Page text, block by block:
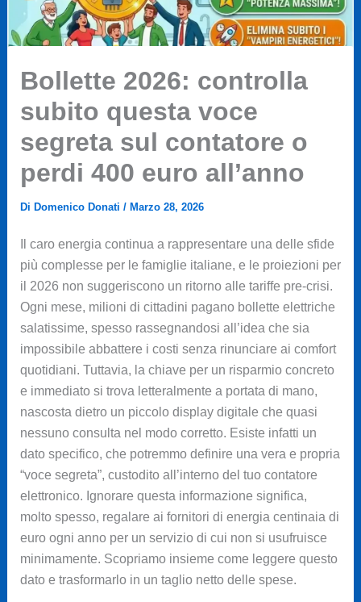
Bollette 2026: controlla
subito questa voce
segreta sul contatore o
perdi 400 euro all’anno
Di Domenico Donati / Marzo 28, 2026
Il caro energia continua a rappresentare una delle sfide
più complesse per le famiglie italiane, e le proiezioni per
il 2026 non suggeriscono un ritorno alle tariffe pre-crisi.
Ogni mese, milioni di cittadini pagano bollette elettriche
salatissime, spesso rassegnandosi all’idea che sia
impossibile abbattere i costi senza rinunciare ai comfort
quotidiani. Tuttavia, la chiave per un risparmio concreto
e immediato si trova letteralmente a portata di mano,
nascosta dietro un piccolo display digitale che quasi
nessuno consulta nel modo corretto. Esiste infatti un
dato specifico, che potremmo definire una vera e propria
“voce segreta”, custodito all’interno del tuo contatore
elettronico. Ignorare questa informazione significa,
molto spesso, regalare ai fornitori di energia centinaia di
euro ogni anno per un servizio di cui non si usufruisce
minimamente. Scopriamo insieme come leggere questo
dato e trasformarlo in un taglio netto delle spese.